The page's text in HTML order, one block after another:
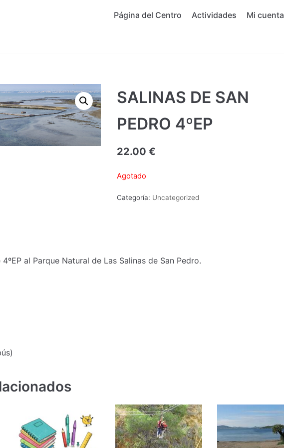
Página del Centro Actividades Mi cuenta
SALINAS DE SAN
PEDRO 4ºEP
22.00 €
Agotado
Categoría: Uncategorized
al Parque Natural de Las Salinas de San Pedro.